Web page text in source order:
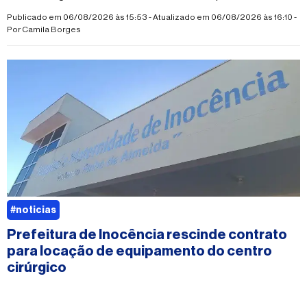
municípios e novos empreendimentos
Publicado em 06/08/2026 às 15:53 - Atualizado em 06/08/2026 às 16:10 -
PorCamila Borges
Prefeitura de Inocência rescinde contrato
para locação de equipamento do centro
cirúrgico
#noticias